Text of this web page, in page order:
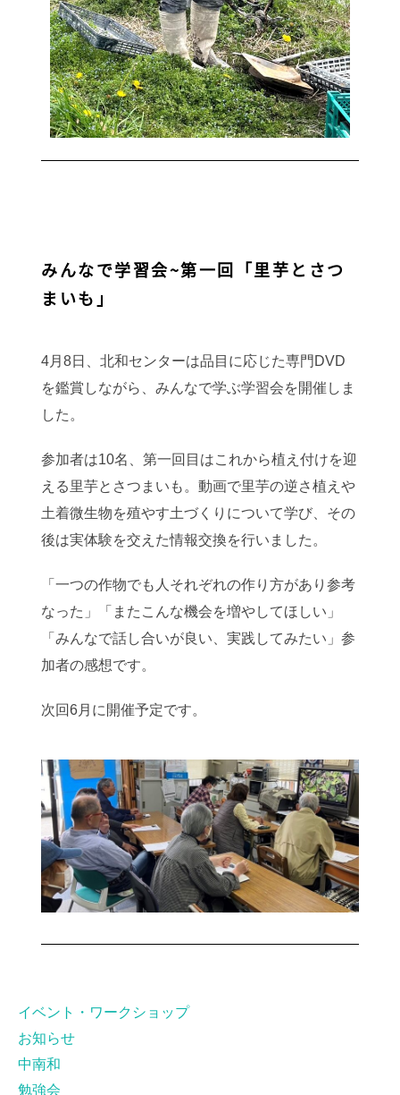
みんなで学習会~第一回「里芋とさつ
まいも」
4月8日、北和センターは品目に応じた専門DVD
を鑑賞しながら、みんなで学ぶ学習会を開催しま
した。
参加者は10名、第一回目はこれから植え付けを迎
える里芋とさつまいも。動画で里芋の逆さ植えや
土着微生物を殖やす土づくりについて学び、その
後は実体験を交えた情報交換を行いました。
「一つの作物でも人それぞれの作り方があり参考
なった」「またこんな機会を増やしてほしい」
「みんなで話し合いが良い、実践してみたい」参
加者の感想です。
次回6月に開催予定です。
イベント・ワークショップ
お知らせ
中南和
勉強会